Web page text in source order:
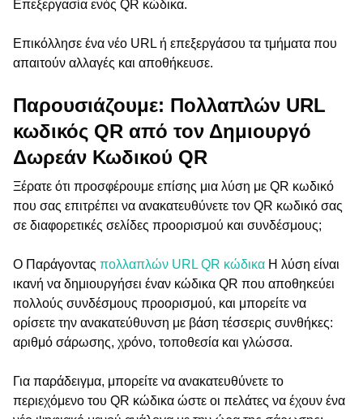
Επεξεργασία ενός QR κώδικα.
Επικόλλησε ένα νέο URL ή επεξεργάσου τα τμήματα που
απαιτούν αλλαγές και αποθήκευσε.
Παρουσιάζουμε: Πολλαπλών URL
κωδικός QR από τον Δημιουργό
Δωρεάν Κωδικού QR
Ξέρατε ότι προσφέρουμε επίσης μια λύση με QR κωδικό
που σας επιτρέπει να ανακατευθύνετε τον QR κωδικό σας
σε διαφορετικές σελίδες προορισμού και συνδέσμους;
Ο Παράγοντας πολλαπλών URL QR κώδικα Η λύση είναι
ικανή να δημιουργήσει έναν κώδικα QR που αποθηκεύει
πολλούς συνδέσμους προορισμού, και μπορείτε να
ορίσετε την ανακατεύθυνση με βάση τέσσερις συνθήκες:
αριθμό σάρωσης, χρόνο, τοποθεσία και γλώσσα.
Για παράδειγμα, μπορείτε να ανακατευθύνετε το
περιεχόμενο του QR κώδικα ώστε οι πελάτες να έχουν ένα